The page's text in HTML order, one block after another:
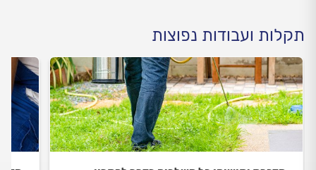
תקלות ועבודות נפוצות